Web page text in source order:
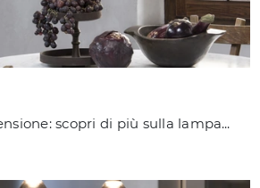
Lampade a sospensione: scopri di più sulla lampada Bloom in metallo che ti proponiamo.